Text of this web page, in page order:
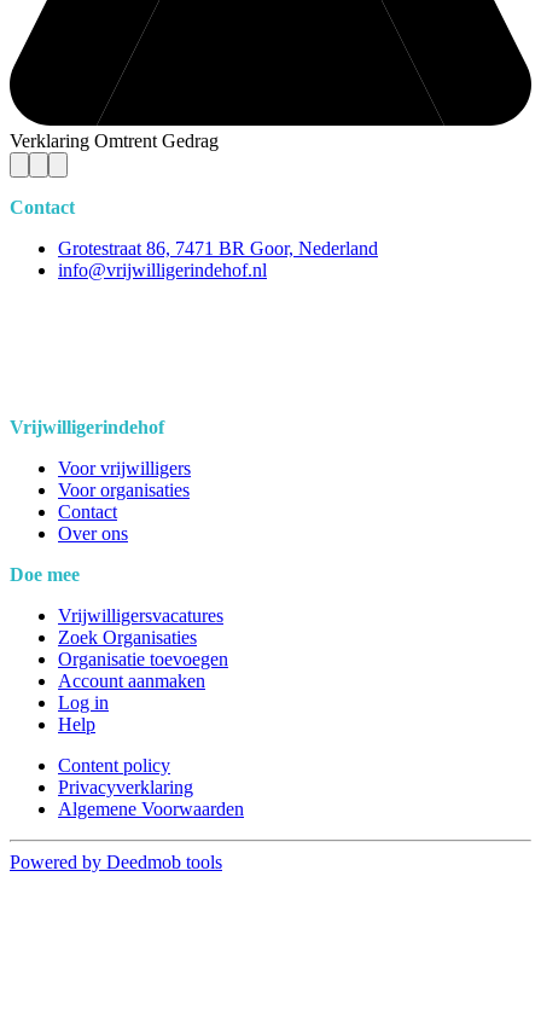
Verklaring Omtrent Gedrag
Contact
Grotestraat 86, 7471 BR Goor, Nederland
info@vrijwilligerindehof.nl
Vrijwilligerindehof
Voor vrijwilligers
Voor organisaties
Contact
Over ons
Doe mee
Vrijwilligersvacatures
Zoek Organisaties
Organisatie toevoegen
Account aanmaken
Log in
Help
Content policy
Privacyverklaring
Algemene Voorwaarden
Powered by Deedmob tools